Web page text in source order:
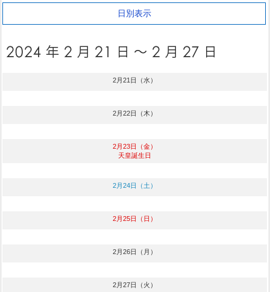
日別表示
2月21日（水）
2月22日（木）
2月23日（金）
天皇誕生日
2月24日（土）
2月25日（日）
2月26日（月）
2月27日（火）